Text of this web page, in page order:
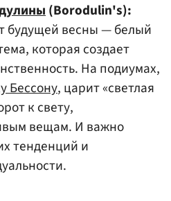
(Borodulin's):
будущей весны — белый
которая создает
На подиумах,
Бессону, царит «светлая
к свету,
вещам. И важно
тенденций и